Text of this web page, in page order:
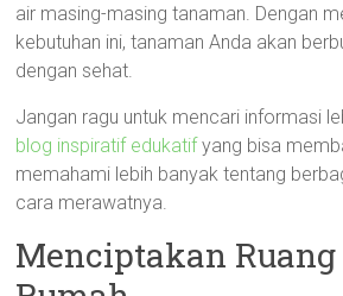
air masing-masing tanaman. Dengan
kebutuhan ini, tanaman Anda akan
dengan sehat.
Jangan ragu untuk mencari informasi
blog inspiratif edukatifyang bisa
memahami lebih banyak tentang
cara merawatnya.
Menciptakan